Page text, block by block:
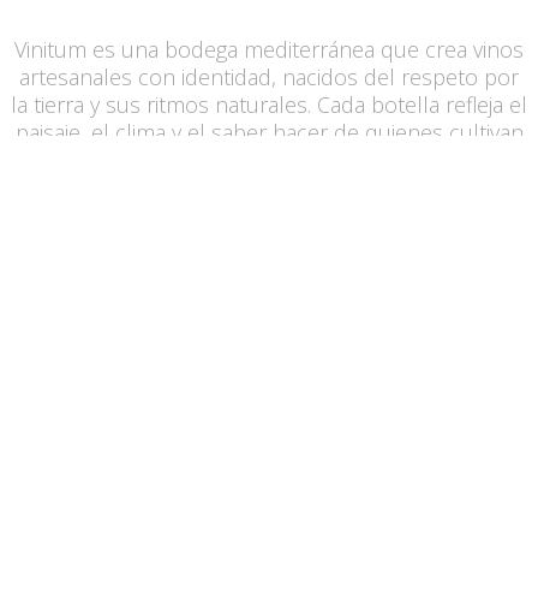
Vinitum es una bodega mediterránea que crea vinos
artesanales con identidad, nacidos del respeto por
la tierra y sus ritmos naturales. Cada botella refleja el
paisaje, el clima y el saber hacer de quienes cultivan